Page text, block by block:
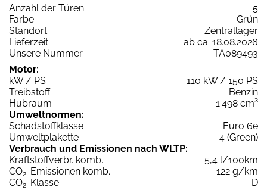
Anzahl der Türen
5
Farbe
Grün
Standort
Zentrallager
Lieferzeit
ab ca. 18.08.2026
Unsere Nummer
TA089493
Motor:
kW / PS
110 kW / 150 PS
Treibstoff
Benzin
Hubraum
1.498 cm³
Umweltnormen:
Schadstoffklasse
Euro 6e
Umweltplakette
4 (Green)
Verbrauch und Emissionen nach WLTP:
Kraftstoffverbr. komb.
5,4 l/100km
CO2-Emissionen komb.
122 g/km
CO2-Klasse
D